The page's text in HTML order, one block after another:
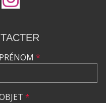
PRÉNOM *
*